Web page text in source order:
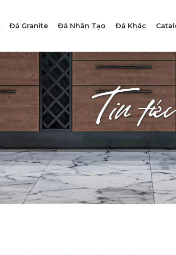
Đá Granite Đá Nhân Tạo Đá Khác
Tin tức